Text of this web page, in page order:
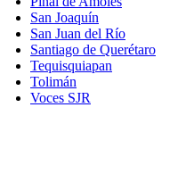
San Joaquín
San Juan del Río
Santiago de Querétaro
Tequisquiapan
Tolimán
Voces SJR